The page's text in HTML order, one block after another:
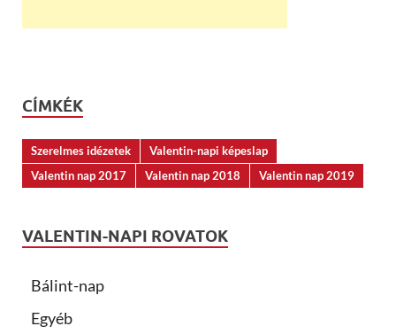
CÍMKÉK
Szerelmes idézetek
Valentin-napi képeslap
Valentin nap 2017
Valentin nap 2018 Valentin nap 2019
VALENTIN-NAPI ROVATOK
Bálint-nap
Egyéb